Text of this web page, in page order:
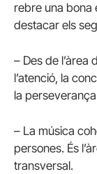
rebre una bona
destacar els
– Des de l’àrea
l’atenció, la
la
– La música
persones. És
transversal.